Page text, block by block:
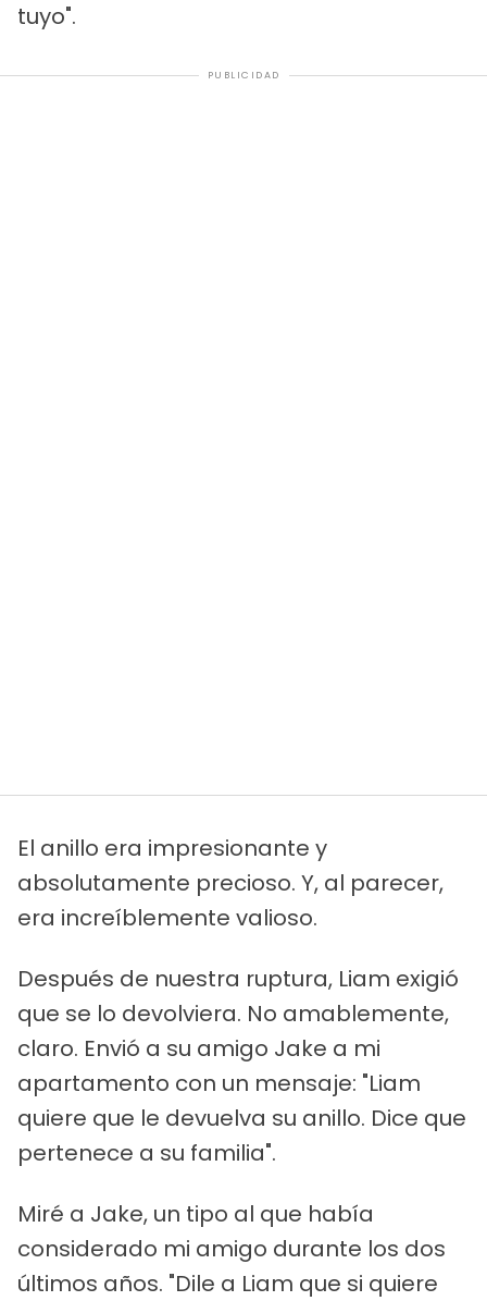
tuyo".
PUBLICIDAD
El anillo era impresionante y
absolutamente precioso. Y, al parecer,
era increíblemente valioso.
Después de nuestra ruptura, Liam exigió
que se lo devolviera. No amablemente,
claro. Envió a su amigo Jake a mi
apartamento con un mensaje: "Liam
quiere que le devuelva su anillo. Dice que
pertenece a su familia".
Miré a Jake, un tipo al que había
considerado mi amigo durante los dos
últimos años. "Dile a Liam que si quiere